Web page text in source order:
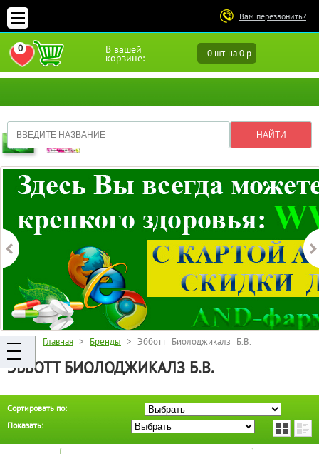
Вам перезвонить?
В вашей
корзине: 0 шт. на 0 р.
0
ПЕРЕЙТИ В ИЗБРАННОЕ
Главная > Бренды > Эбботт Биолоджикалз Б.В.
ЭББОТТ БИОЛОДЖИКАЛЗ Б.В.
Сортировать по:
Показать: